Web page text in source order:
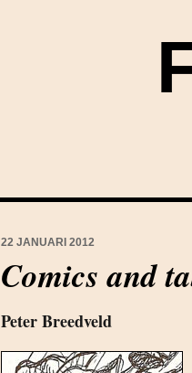
22 JANUARI 2012
Comics and
Peter Breedveld